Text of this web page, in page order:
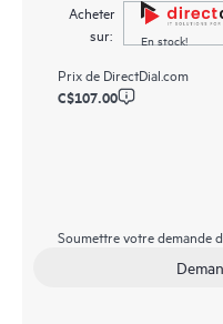
Acheter
sur:
En stock!
Prix de DirectDial.com
C$107.00
Soumettre votre demande